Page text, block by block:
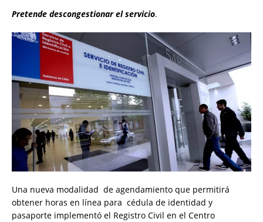
Pretende descongestionar el servicio.
Una nueva modalidad de agendamiento que permitirá
obtener horas en línea para cédula de identidad y
pasaporte implementó el Registro Civil en el Centro